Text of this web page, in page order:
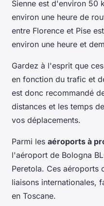
Sienne est d'environ 50
environ une heure de
entre Florence et Pise
environ une heure et
Gardez à l'esprit que
en fonction du trafic et
est donc recommandé
distances et les temps
vos déplacements.
Parmi les aéroports à
l'aéroport de Bologna
Peretola. Ces aéroports
liaisons internationales,
en Toscane.